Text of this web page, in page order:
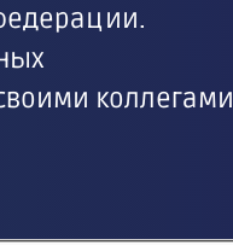
коллегами